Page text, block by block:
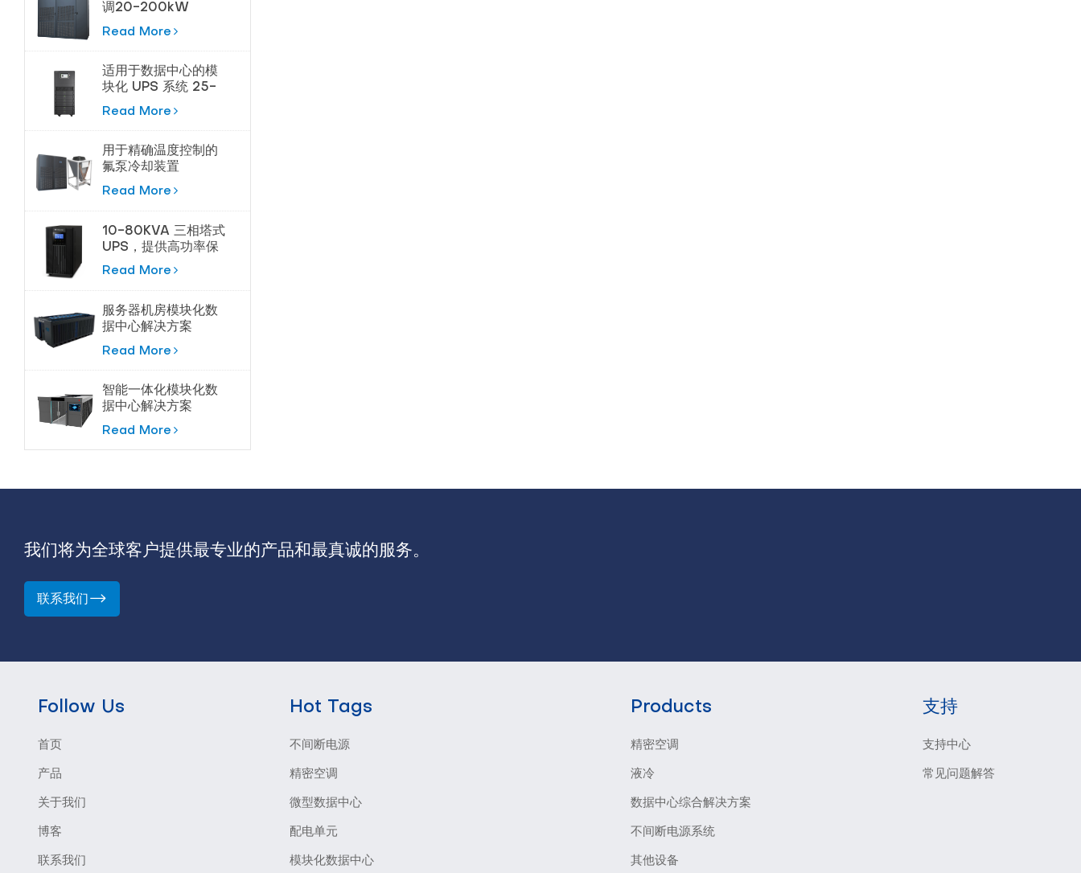
调20-200kW
Read More
适用于数据中心的模
块化 UPS 系统 25-
180kVA
Read More
用于精确温度控制的
氟泵冷却装置
Read More
10-80KVA 三相塔式
UPS，提供高功率保
护
Read More
服务器机房模块化数
据中心解决方案
Read More
智能一体化模块化数
据中心解决方案
Read More
我们将为全球客户提供最专业的产品和最真诚的服务。
联系我们
Follow Us
首页
产品
关于我们
博客
联系我们
Hot Tags
不间断电源
精密空调
微型数据中心
配电单元
模块化数据中心
Products
精密空调
液冷
数据中心综合解决方案
不间断电源系统
其他设备
支持
支持中心
常见问题解答